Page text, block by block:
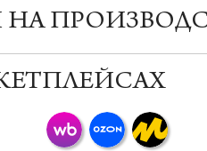
НА